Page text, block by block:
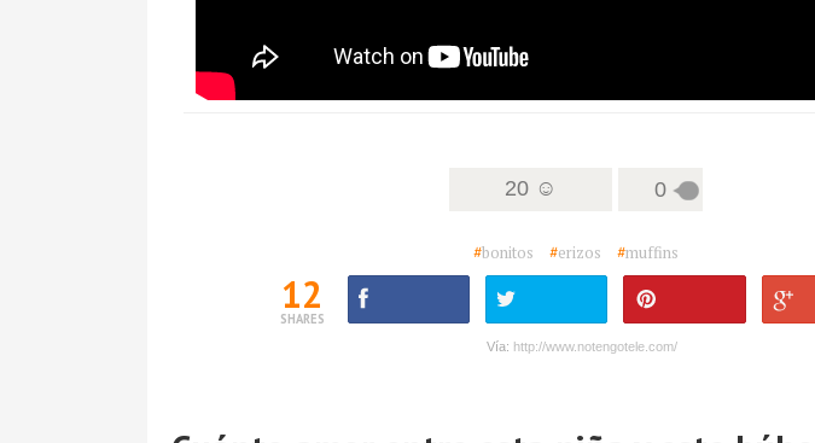
20 ☺ 0
#bonitos #erizos #muffins
12
SHARES
Vía: http://www.notengotele.com/